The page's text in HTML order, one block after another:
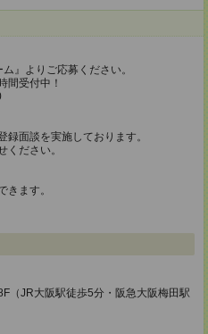
』よりご応募ください。
受付中！
面談を実施しております。
ださい。
ます。
JR大阪駅徒歩5分・阪急大阪梅田駅